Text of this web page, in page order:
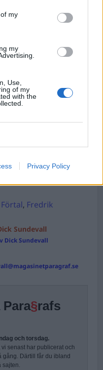
my
my
Use,
of my
with the
Privacy Policy
av rättssäkerheten
Förtal, Fredrik
Sundevall
Dick Sundevall
§rafs
och torsdag.
senast har publicerat och
gång. Därtill får du ibland